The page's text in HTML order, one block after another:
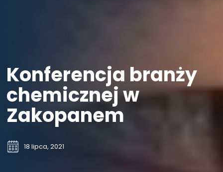
Konferencja branży
chemicznej w
Zakopanem
18 lipca, 2021